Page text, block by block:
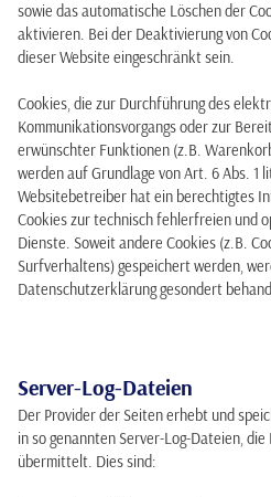
sowie das automatische Löschen der
aktivieren. Bei der Deaktivierung von
dieser Website eingeschränkt sein.
Cookies, die zur Durchführung des
Kommunikationsvorgangs oder zur
erwünschter Funktionen (z.B.
werden auf Grundlage von Art. 6 Abs. 1
Websitebetreiber hat ein berechtigtes
Cookies zur technisch fehlerfreien und
Dienste. Soweit andere Cookies (z.B.
Surfverhaltens) gespeichert werden,
Datenschutzerklärung gesondert
Server-Log-Dateien
Der Provider der Seiten erhebt und
in so genannten Server-Log-Dateien,
übermittelt. Dies sind: